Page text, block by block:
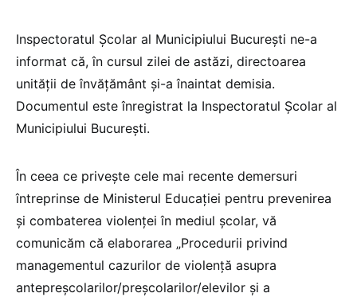
Inspectoratul Școlar al Municipiului București ne-a
informat că, în cursul zilei de astăzi, directoarea
unității de învățământ și-a înaintat demisia.
Documentul este înregistrat la Inspectoratul Școlar al
Municipiului București.
În ceea ce privește cele mai recente demersuri
întreprinse de Ministerul Educației pentru prevenirea
și combaterea violenței în mediul școlar, vă
comunicăm că elaborarea „Procedurii privind
managementul cazurilor de violență asupra
antepreșcolarilor/preșcolarilor/elevilor și a